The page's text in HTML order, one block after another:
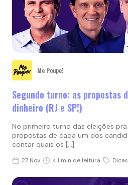
Me Poupe!
Segundo turno: as propostas
dinheiro (RJ e SP!)
No primeiro turno das eleições
propostas de cada um dos
contar quais os […]
27 Nov < 1 min de leitura